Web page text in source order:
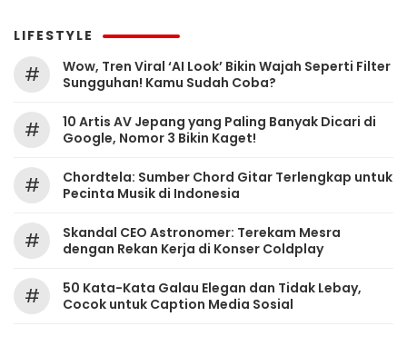
LIFESTYLE
#
Wow, Tren Viral ‘AI Look’ Bikin Wajah Seperti Filter
Sungguhan! Kamu Sudah Coba?
#
10 Artis AV Jepang yang Paling Banyak Dicari di
Google, Nomor 3 Bikin Kaget!
#
Chordtela: Sumber Chord Gitar Terlengkap untuk
Pecinta Musik di Indonesia
#
Skandal CEO Astronomer: Terekam Mesra
dengan Rekan Kerja di Konser Coldplay
#
50 Kata-Kata Galau Elegan dan Tidak Lebay,
Cocok untuk Caption Media Sosial